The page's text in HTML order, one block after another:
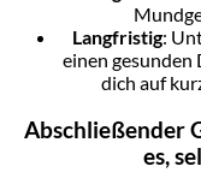
Langfristig:
einen gesunden
dich auf
Abschließender
es,